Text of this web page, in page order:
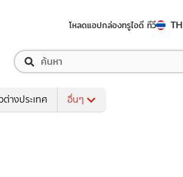
โหลดแอปกล่องทรูไอดี ทีวี TH
ต่างประเทศ อื่นๆ